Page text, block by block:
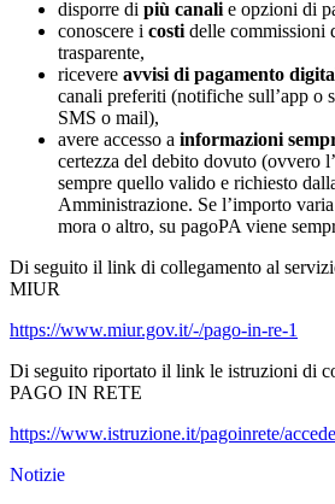
disporre di più canali e opzioni di
conoscere i costi delle commissioni
trasparente,
ricevere avvisi di pagamento
canali preferiti (notifiche sull’app o
SMS o mail),
avere accesso a informazioni
certezza del debito dovuto (ovvero
sempre quello valido e richiesto
Amministrazione. Se l’importo
mora o altro, su pagoPA viene
Di seguito il link di collegamento al
MIUR
https://www.miur.gov.it/-/pago-in-re-1
Di seguito riportato il link le istruzioni di
PAGO IN RETE
https://www.istruzione.it/pagoinrete/
Notizie